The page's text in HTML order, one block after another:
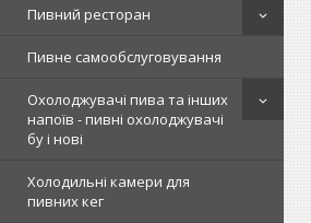
Пивний ресторан
Пивне самообслуговування
Охолоджувачі пива та інших
напоїв - пивні охолоджувачі
бу і нові
Холодильні камери для
пивних кег